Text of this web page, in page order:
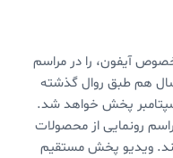
آیفون، را در مراسم
هم طبق روال گذشته
از آیفون ۱۳ در ۱۴ ام سپتامبر پخش خواهد شد.
رونمایی از محصولات
ویدیو پخش مستقیم